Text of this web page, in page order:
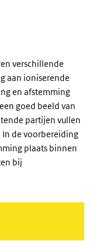
verschillende
aan ioniserende
en afstemming
goed beeld van
partijen vullen
de voorbereiding
plaats binnen
bij